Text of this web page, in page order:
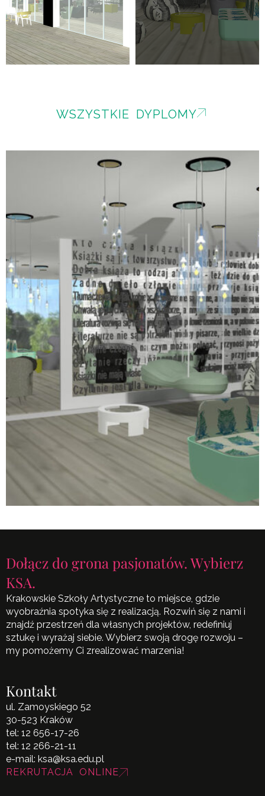
WSZYSTKIE DYPLOMY
Dołącz do grona pasjonatów. Wybierz
KSA.
Krakowskie Szkoły Artystyczne to miejsce, gdzie
wyobraźnia spotyka się z realizacją. Rozwiń się z nami i
znajdź przestrzeń dla własnych projektów, redefiniuj
sztukę i wyrażaj siebie. Wybierz swoją drogę rozwoju –
my pomożemy Ci zrealizować marzenia!
Kontakt
ul. Zamoyskiego 52
30-523 Kraków
tel: 12 656-17-26
tel: 12 266-21-11
e-mail: ksa@ksa.edu.pl
REKRUTACJA ONLINE